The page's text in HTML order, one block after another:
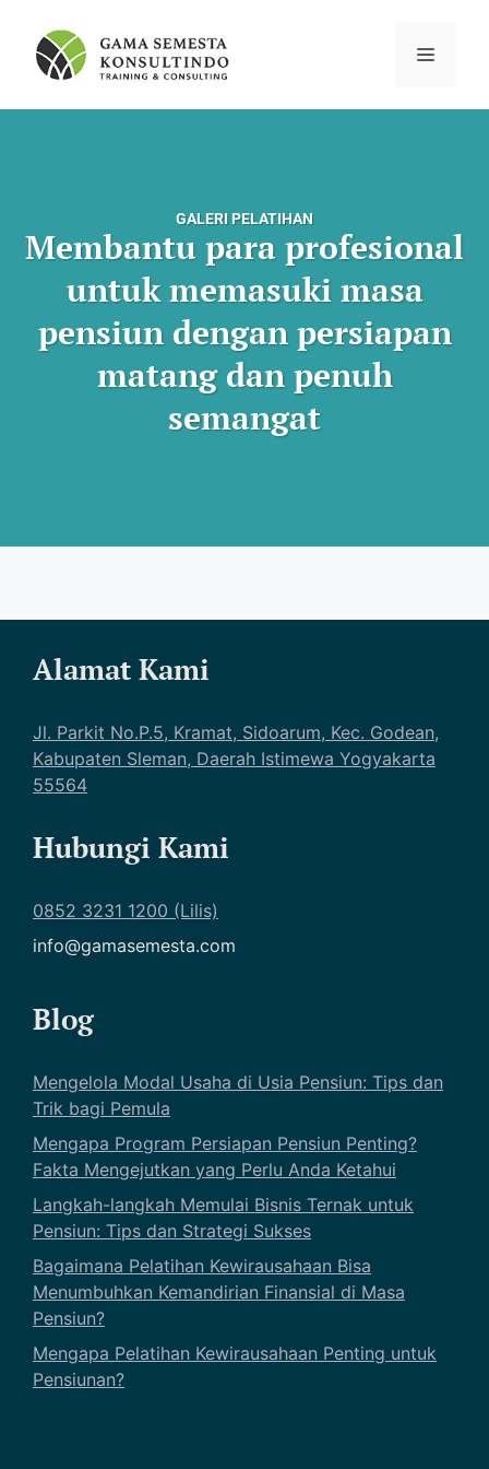
GALERI PELATIHAN
Membantu para profesional
untuk memasuki masa
pensiun dengan persiapan
matang dan penuh
semangat
Alamat Kami
Jl. Parkit No.P.5, Kramat, Sidoarum, Kec. Godean,
Kabupaten Sleman, Daerah Istimewa Yogyakarta
55564
Hubungi Kami
0852 3231 1200 (Lilis)
info@gamasemesta.com
Blog
Mengelola Modal Usaha di Usia Pensiun: Tips dan
Trik bagi Pemula
Mengapa Program Persiapan Pensiun Penting?
Fakta Mengejutkan yang Perlu Anda Ketahui
Langkah-langkah Memulai Bisnis Ternak untuk
Pensiun: Tips dan Strategi Sukses
Bagaimana Pelatihan Kewirausahaan Bisa
Menumbuhkan Kemandirian Finansial di Masa
Pensiun?
Mengapa Pelatihan Kewirausahaan Penting untuk
Pensiunan?